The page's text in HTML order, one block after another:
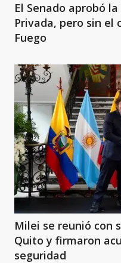
El Senado aprobó
Privada, pero sin el
Fuego
Milei se reunió con
Quito y firmaron
seguridad